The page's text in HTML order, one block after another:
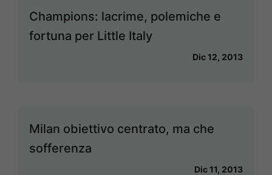
Champions: lacrime, polemiche e
fortuna per Little Italy
Dic 12, 2013
Milan obiettivo centrato, ma che
sofferenza
Dic 11, 2013